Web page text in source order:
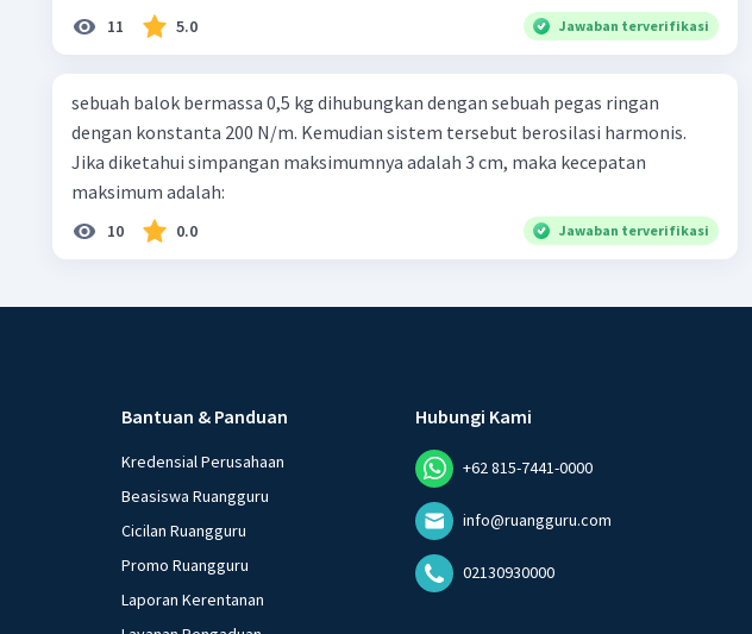
11 5.0 Jawaban terverifikasi
sebuah balok bermassa 0,5 kg dihubungkan dengan sebuah pegas ringan
dengan konstanta 200 N/m. Kemudian sistem tersebut berosilasi harmonis.
Jika diketahui simpangan maksimumnya adalah 3 cm, maka kecepatan
maksimum adalah:
10 0.0 Jawaban terverifikasi
Bantuan & Panduan
Kredensial Perusahaan
Beasiswa Ruangguru
Cicilan Ruangguru
Promo Ruangguru
Laporan Kerentanan
Hubungi Kami
+62 815-7441-0000
info@ruangguru.com
02130930000